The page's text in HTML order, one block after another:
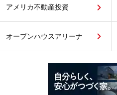
アメリカ不動産投資
オープンハウスアリーナ